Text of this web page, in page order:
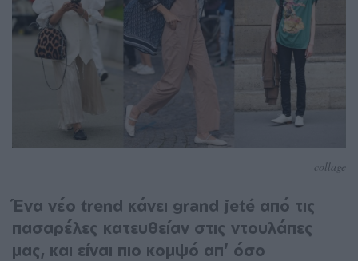
collage
Ένα νέο trend κάνει grand jeté από τις
πασαρέλες κατευθείαν στις ντουλάπες
μας, και είναι πιο κομψό απ’ όσο